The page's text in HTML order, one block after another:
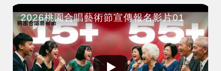
2026桃園合唱藝術節宣傳報名影片01